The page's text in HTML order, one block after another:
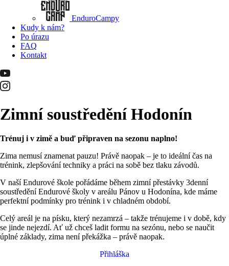
EnduroCampy
Kudy k nám?
Po úrazu
FAQ
Kontakt
Zimní soustředěníHodonín
Trénuj i v zimě a buď připraven na sezonu naplno!
Zima nemusí znamenat pauzu! Právě naopak – je to ideální čas na
trénink, zlepšování techniky a práci na sobě bez tlaku závodů.
V naší Endurové škole pořádáme během zimní přestávky 3denní
soustředění Endurové školy v areálu Pánov u Hodonína, kde máme
perfektní podmínky pro trénink i v chladném období.
Celý areál je na písku, který nezamrzá – takže trénujeme i v době, kdy
se jinde nejezdí. Ať už chceš ladit formu na sezónu, nebo se naučit
úplné základy, zima není překážka – právě naopak.
Přihláška